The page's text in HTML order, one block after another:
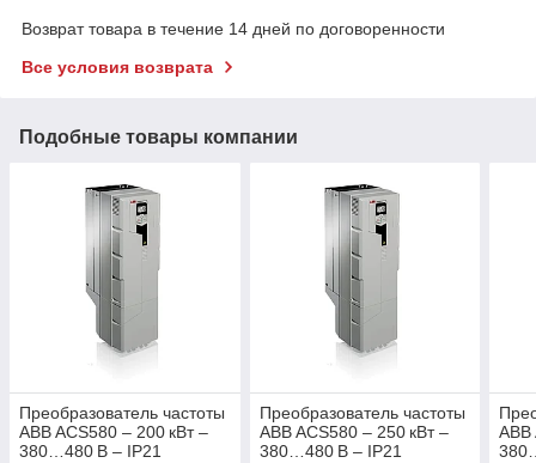
Возврат товара в течение 14 дней по договоренности
Все условия возврата
Подобные товары компании
Преобразователь частоты
ABB ACS580 – 200 кВт –
380…480 В – IP21
Преобразователь частоты
ABB ACS580 – 250 кВт –
380…480 В – IP21
ABB